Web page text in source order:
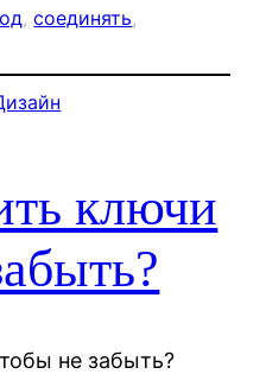
, соединять
ключи
не забыть?